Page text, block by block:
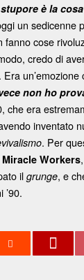
è la
un sedicenne
fanno cose
credo di
Era
non ho
che era
inventato
. Per
Miracle Workers
il grunge, e
’90.